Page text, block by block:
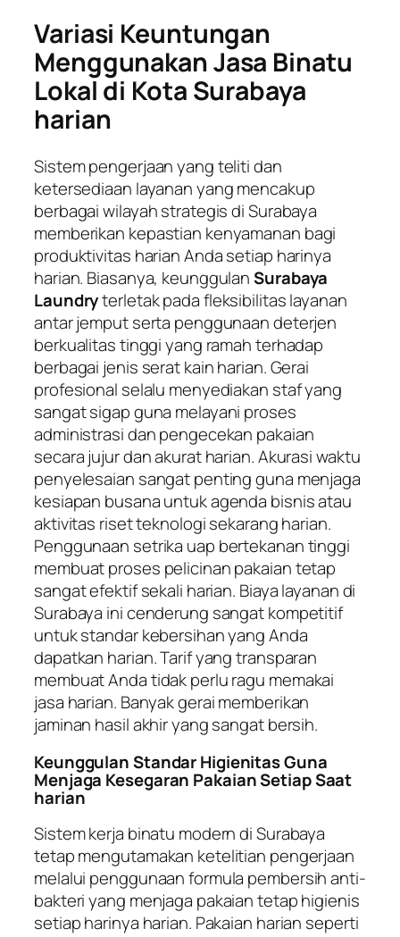
Variasi Keuntungan
Menggunakan Jasa Binatu
Lokal di Kota Surabaya
harian
Sistem pengerjaan yang teliti dan
ketersediaan layanan yang mencakup
berbagai wilayah strategis di Surabaya
memberikan kepastian kenyamanan bagi
produktivitas harian Anda setiap harinya
harian. Biasanya, keunggulanSurabaya
Laundryterletak pada fleksibilitas layanan
antar jemput serta penggunaan deterjen
berkualitas tinggi yang ramah terhadap
berbagai jenis serat kain harian. Gerai
profesional selalu menyediakan staf yang
sangat sigap guna melayani proses
administrasi dan pengecekan pakaian
secara jujur dan akurat harian. Akurasi waktu
penyelesaian sangat penting guna menjaga
kesiapan busana untuk agenda bisnis atau
aktivitas riset teknologi sekarang harian.
Penggunaan setrika uap bertekanan tinggi
membuat proses pelicinan pakaian tetap
sangat efektif sekali harian. Biaya layanan di
Surabaya ini cenderung sangat kompetitif
untuk standar kebersihan yang Anda
dapatkan harian. Tarif yang transparan
membuat Anda tidak perlu ragu memakai
jasa harian. Banyak gerai memberikan
jaminan hasil akhir yang sangat bersih.
Keunggulan Standar Higienitas Guna
Menjaga Kesegaran Pakaian Setiap Saat
harian
Sistem kerja binatu modern di Surabaya
tetap mengutamakan ketelitian pengerjaan
melalui penggunaan formula pembersih anti-
bakteri yang menjaga pakaian tetap higienis
setiap harinya harian. Pakaian harian seperti